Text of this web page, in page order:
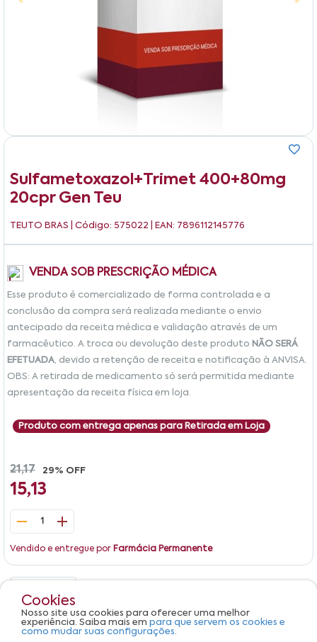
Sulfametoxazol+trimet 400+80mg
20cpr Gen Teu
TEUTO BRAS | Código: 575022 | EAN: 7896112145776
VENDA SOB PRESCRIÇÃO MÉDICA
Esse produto é comercializado de forma controlada e a
conclusão da compra será realizada mediante o envio
antecipado da receita médica e validação através de um
farmacêutico. A troca ou devolução deste produto NÃO SERÁ
EFETUADA, devido a retenção de receita e notificação à ANVISA.
OBS: A retirada de medicamento só será permitida mediante
apresentação da receita física em loja.
Produto com entrega apenas para Retirada em Loja
21,17 29% OFF
15,13
1
Vendido e entregue por Farmácia Permanente
Produto não apresenta descrição.
Cookies
Nosso site usa cookies para oferecer uma melhor
experiência. Saiba mais em para que servem os cookies e
como mudar suas configurações.